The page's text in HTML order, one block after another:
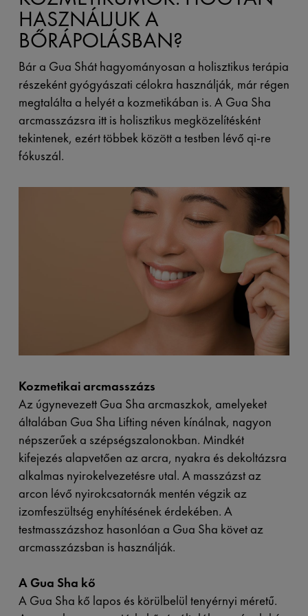
HASZNÁLJUK A
BŐRÁPOLÁSBAN?
Bár a Gua Shát hagyományosan a holisztikus terápia
részeként gyógyászati ​​célokra használják, már régen
megtalálta a helyét a kozmetikában is. A Gua Sha
arcmasszázsra itt is holisztikus megközelítésként
tekintenek, ezért többek között a testben lévő qi-re
fókuszál.
Kozmetikai arcmasszázs
Az úgynevezett Gua Sha arcmaszkok, amelyeket
általában Gua Sha Lifting néven kínálnak, nagyon
népszerűek a szépségszalonokban. Mindkét
kifejezés alapvetően az arcra, nyakra és dekoltázsra
alkalmas nyirokelvezetésre utal. A masszázst az
arcon lévő nyirokcsatornák mentén végzik az
izomfeszültség enyhítésének érdekében. A
testmasszázshoz hasonlóan a Gua Sha követ az
arcmasszázsban is használják.
A Gua Sha kő
A Gua Sha kő lapos és körülbelül tenyérnyi méretű.